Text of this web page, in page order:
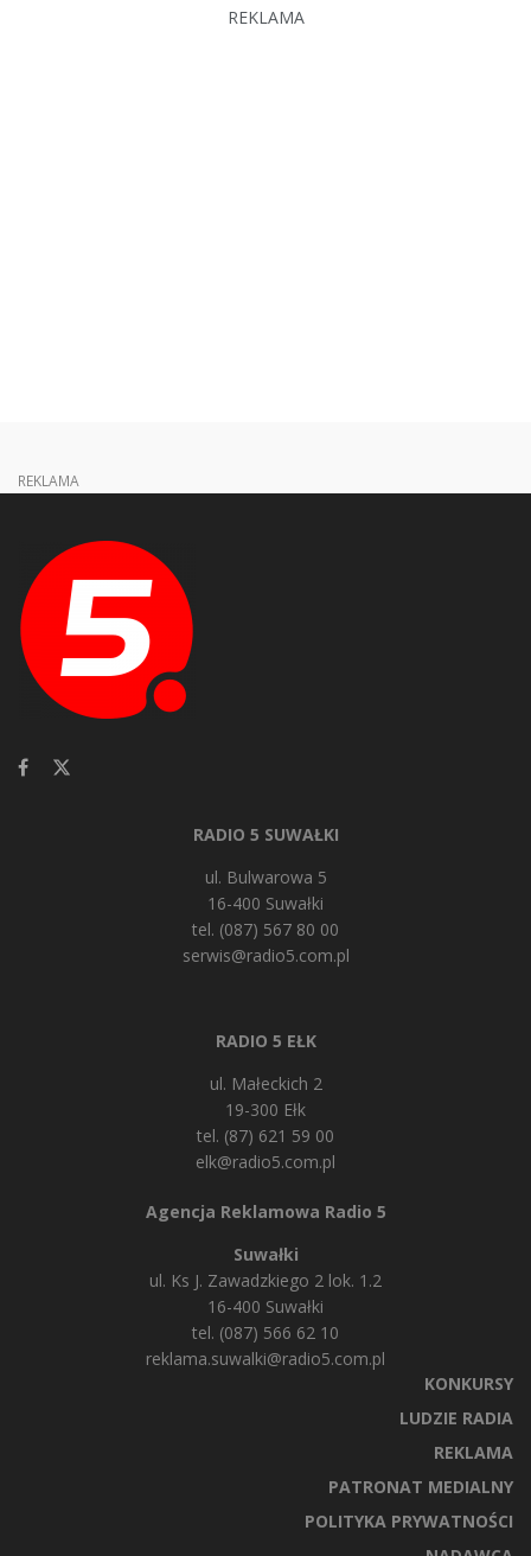
REKLAMA
REKLAMA
RADIO 5 SUWAŁKI
ul. Bulwarowa 5
16-400 Suwałki
tel. (087) 567 80 00
serwis@radio5.com.pl
RADIO 5 EŁK
ul. Małeckich 2
19-300 Ełk
tel. (87) 621 59 00
elk@radio5.com.pl
Agencja Reklamowa Radio 5
Suwałki
ul. Ks J. Zawadzkiego 2 lok. 1.2
16-400 Suwałki
tel. (087) 566 62 10
reklama.suwalki@radio5.com.pl
KONKURSY
LUDZIE RADIA
REKLAMA
PATRONAT MEDIALNY
POLITYKA PRYWATNOŚCI